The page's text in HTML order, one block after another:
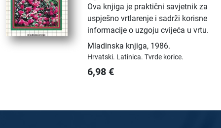
Ova knjiga je praktični savjetnik za
uspješno vrtlarenje i sadrži korisne
informacije o uzgoju cvijeća u vrtu.
Mladinska knjiga, 1986.
Hrvatski. Latinica.Tvrde korice.
6,98 €